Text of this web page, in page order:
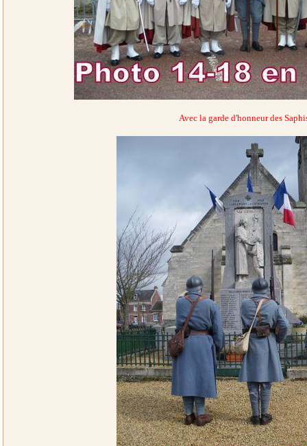
Avec la garde d'honneur des